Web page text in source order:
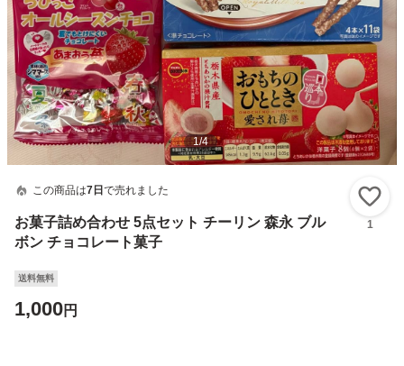
1/4
この商品は7日 で売れました
お菓子詰め合わせ 5点セット チーリン 森永 ブル
ボン チョコレート菓子
1
送料無料
1,000円